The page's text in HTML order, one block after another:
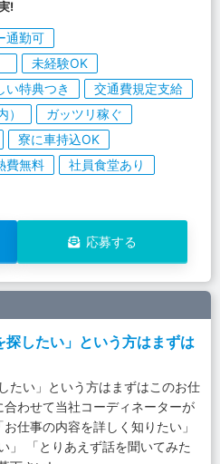
!
通勤可
未経験OK
い特典つき
交通費規定支給
ガッツリ稼ぐ
寮に車持込OK
費無料
社員食堂あり
応募する
探したい」という方はまずは
たい」という方はまずはこのお仕
わせて当社コーディネーターが
仕事の内容を詳しく知りたい」
」 「とりあえず話を聞いてみた